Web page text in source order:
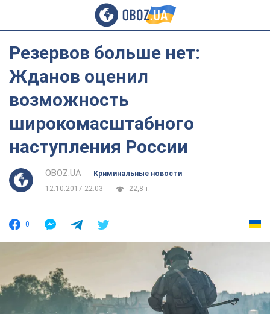
Резервов больше нет:
Жданов оценил
возможность
широкомасштабного
наступления России
OBOZ.UA
Криминальные новости
12.10.2017 22:03
22,8 т.
0